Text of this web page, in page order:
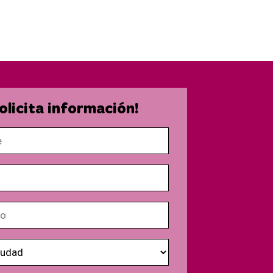
información!